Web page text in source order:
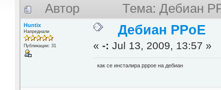
Автор Тема: Дебиан
Huntix
Напреднали
Публикации: 31
Дебиан PPoE
«-: Jul 13, 2009, 13:57 »
как се инсталира pppoe на дебиан